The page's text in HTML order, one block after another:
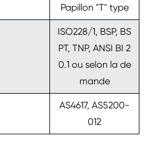
Papillon "T" type
ISO228/1, BSP, BS
PT, TNP, ANSI BI 2
0.1 ou selon la de
mande
AS4617, AS5200-
012